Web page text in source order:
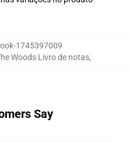
1745397009
Woods Livro de notas,
Say